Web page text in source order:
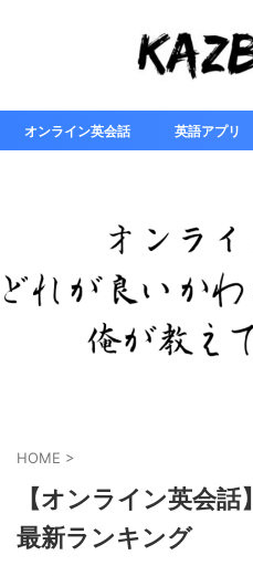
オンライン英会話 英語アプリ
HOME >
【オンライン英会
最新ランキング